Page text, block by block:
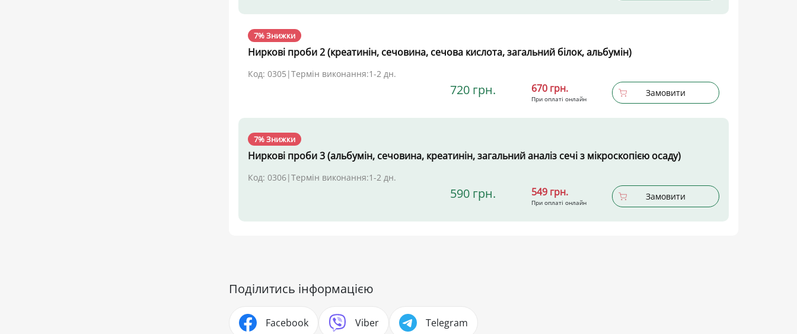
7% Знижки
Ниркові проби 2 (креатинін, сечовина, сечова кислота, загальний білок, альбумін)
Код: 0305 |Термін виконання:1-2 дн.
720 грн. 670 грн.
При оплаті онлайн
Замовити
7% Знижки
Ниркові проби 3 (альбумін, сечовина, креатинін, загальний аналіз сечі з мікроскопією осаду)
Код: 0306|Термін виконання:1-2 дн.
590 грн. 549 грн.
При оплаті онлайн
Замовити
Поділитись інформацією
Facebook Viber Telegram